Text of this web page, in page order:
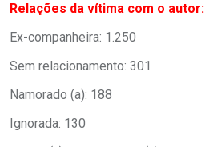
Relações da vítima com o autor:
Ex-companheira: 1.250
Sem relacionamento: 301
Namorado (a): 188
Ignorada: 130